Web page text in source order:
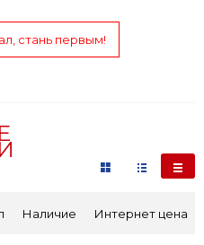
стань первым!
Наличие Интернет цена